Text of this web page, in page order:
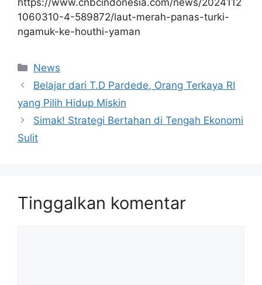
1060310-4-589872/laut-merah-panas-turki-
ngamuk-ke-houthi-yaman
Kategori
News
Belajar dari T.D Pardede, Orang Terkaya RI
yang Pilih Hidup Miskin
Simak! Strategi Bertahan di Tengah Ekonomi
Sulit
Tinggalkan komentar